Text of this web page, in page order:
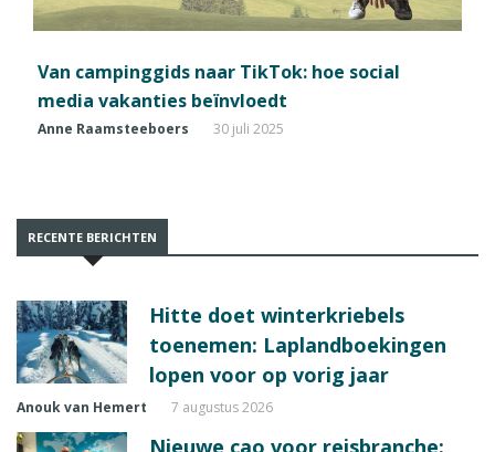
Van campinggids naar TikTok: hoe social
media vakanties beïnvloedt
Anne Raamsteeboers 30 juli 2025
RECENTE BERICHTEN
Hitte doet winterkriebels
toenemen: Laplandboekingen
lopen voor op vorig jaar
Anouk van Hemert 7 augustus 2026
Nieuwe cao voor reisbranche: